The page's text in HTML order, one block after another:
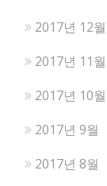
2017년 12월
2017년 11월
2017년 10월
2017년 9월
2017년 8월